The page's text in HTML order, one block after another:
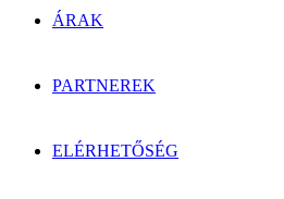
ÁRAK
PARTNEREK
ELÉRHETŐSÉG